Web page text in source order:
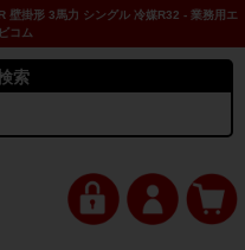
壁掛形 3馬力 シングル 冷媒R32 - 業務用エ
コム
索